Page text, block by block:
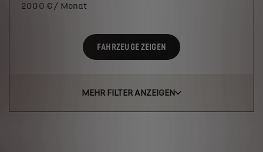
2000 € / Monat
FAHRZEUGE ZEIGEN
MEHR FILTER ANZEIGEN